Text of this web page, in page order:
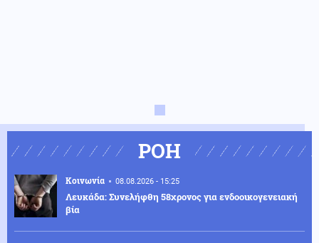
ΡΟΗ
Κοινωνία 08.08.2026 - 15:25
Λευκάδα: Συνελήφθη 58χρονος για ενδοοικογενειακή
βία